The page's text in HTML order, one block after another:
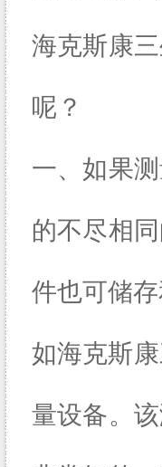
海克斯康
呢？
一、如果
的不尽相
件也可储
如海克斯
量设备。